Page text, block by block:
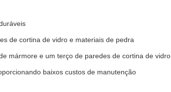
de cortina de vidro e materiais de pedra
mármore e um terço de paredes de cortina de vidro
baixos custos de manutenção